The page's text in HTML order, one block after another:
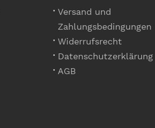
Versand und
Zahlungsbedingungen
Widerrufsrecht
Datenschutzerklärung
AGB